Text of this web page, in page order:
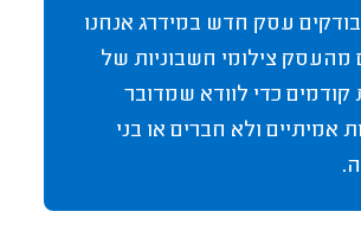
עסק חדש במידרג אנחנו
מהעסק צילומי חשבוניות של
קודמים כדי לוודא שמדובר
אמיתיים ולא חברים או בני